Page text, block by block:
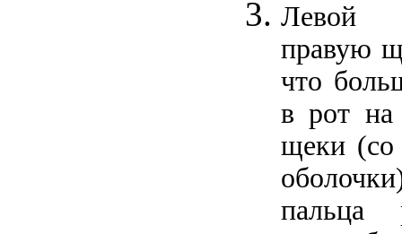
Левой
правую
что
в рот на
щеки (со
пальца